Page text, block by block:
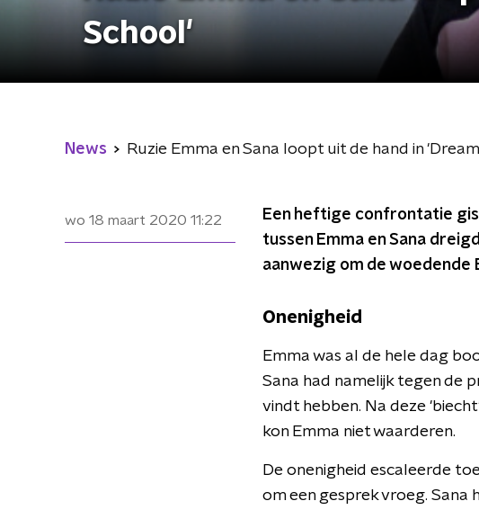
School'
News Ruzie Emma en Sana loopt uit de hand in
wo 18 maart 2020 11:22
Een heftige confrontatie
tussen Emma en Sana
aanwezig om de woedende
Onenigheid
Emma was al de hele dag
Sana had namelijk tegen de
vindt hebben. Na deze
kon Emma niet waarderen.
De onenigheid escaleerde
om een gesprek vroeg. Sana